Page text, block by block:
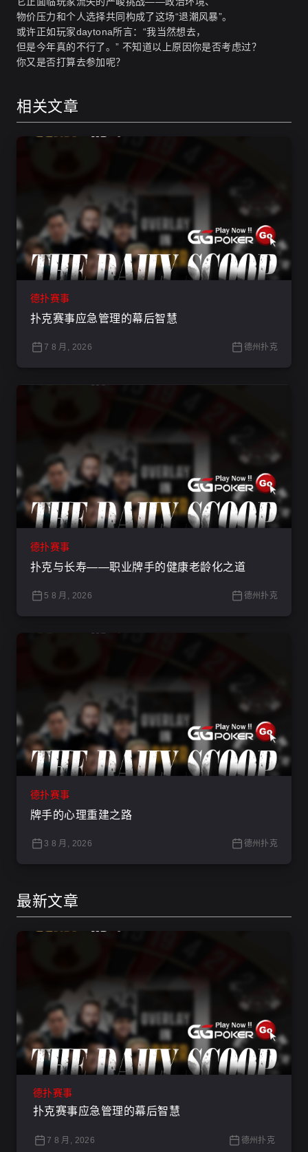
物价压力和个人选择共同构成了这场“退潮风暴”。
或许正如玩家daytona所言：“我当然想去，
但是今年真的不行了。” 不知道以上原因你是否考虑过？
你又是否打算去参加呢？
相关文章
德扑赛事
扑克赛事应急管理的幕后智慧
7 8 月, 2026 德州扑克
德扑赛事
扑克与长寿——职业牌手的健康老龄化之道
5 8 月, 2026 德州扑克
德扑赛事
牌手的心理重建之路
3 8 月, 2026 德州扑克
最新文章
德扑赛事
扑克赛事应急管理的幕后智慧
7 8 月, 2026 德州扑克